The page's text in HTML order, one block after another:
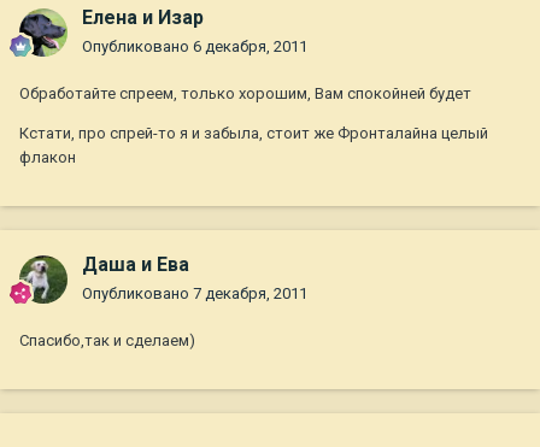
Елена и Изар
Опубликовано 6 декабря, 2011
Обработайте спреем, только хорошим, Вам спокойней будет
Кстати, про спрей-то я и забыла, стоит же Фронталайна целый
флакон
Даша и Ева
Опубликовано 7 декабря, 2011
Спасибо,так и сделаем)